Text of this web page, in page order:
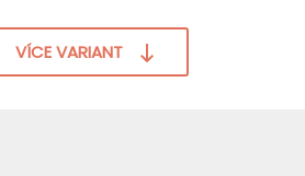
VÍCE VARIANT